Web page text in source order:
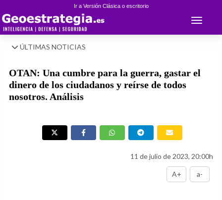
Ir a Versión Clásica o escritorio
Toggle
ÚLTIMAS NOTICIAS
OTAN: Una cumbre para la guerra, gastar el
dinero de los ciudadanos y reírse de todos
nosotros. Análisis
11 de julio de 2023, 20:00h
A+ a-